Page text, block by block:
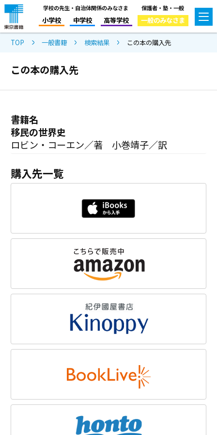
学校の先生・自治体関係のみなさま
小学校 中学校 高等学校
保護者・塾・一般
一般のみなさま
TOP 一般書籍 検索結果 この本の購入先
この本の購入先
書籍名
移民の世界史
ロビン・コーエン／著 小巻靖子／訳
購入先一覧